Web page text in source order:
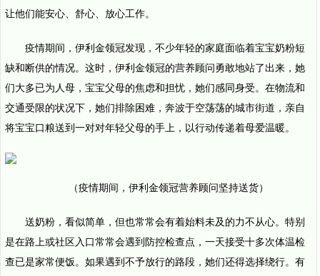
让他们能安心、舒心、放心工作。
疫情期间，伊利金领冠发现，不少年轻的家庭面临着宝宝奶粉短
缺和断供的情况。这时，伊利金领冠的营养顾问勇敢地站了出来，她
们大多已为人母，宝宝父母的焦虑和担忧，她们感同身受。在物流和
交通受限的状况下，她们排除困难，奔波于空荡荡的城市街道，亲自
将宝宝口粮送到一对对年轻父母的手上，以行动传递着母爱温暖。
（疫情期间，伊利金领冠营养顾问坚持送货）
送奶粉，看似简单，但也常常会有着始料未及的力不从心。特别
是在路上或社区入口常常会遇到防控检查点，一天接受十多次体温检
查已是家常便饭。如果遇到不予放行的路段，她们还得选择绕行。有